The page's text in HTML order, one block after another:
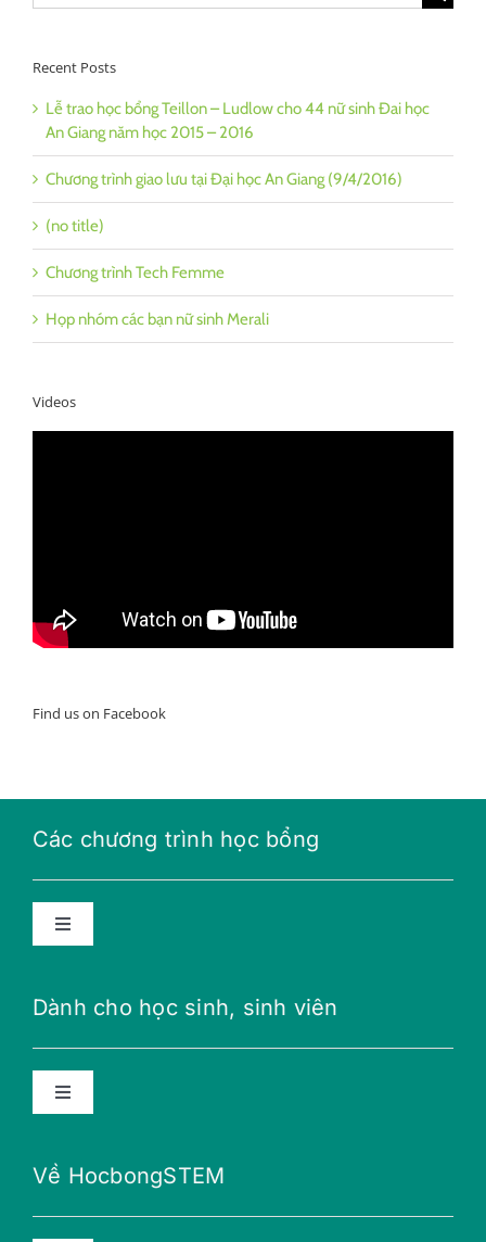
for:
Recent Posts
Lễ trao học bổng Teillon – Ludlow cho 44 nữ sinh Đai học
An Giang năm học 2015 – 2016
Chương trình giao lưu tại Đại học An Giang (9/4/2016)
(no title)
Chương trình Tech Femme
Họp nhóm các bạn nữ sinh Merali
Videos
Find us on Facebook
Các chương trình học bổng
Toggle
Học bổng THPT
Học bổng Merali
Dành cho học sinh, sinh viên
Toggle
Nữ giới với STEM
Về HocbongSTEM